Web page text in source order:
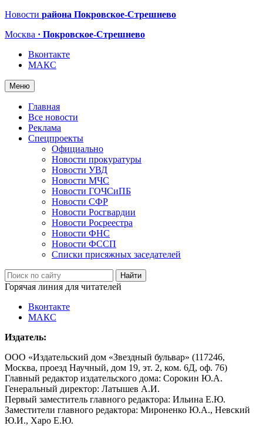
Новости района Покровское-Стрешнево
Москва · Покровское-Стрешнево
Вконтакте
МАКС
Меню
Главная
Все новости
Реклама
Спецпроекты
Официально
Новости прокуратуры
Новости УВД
Новости МЧС
Новости ГОЧСиПБ
Новости СФР
Новости Росгвардии
Новости Росреестра
Новости ФНС
Новости ФССП
Списки присяжных заседателей
Горячая линия для читателей
Вконтакте
МАКС
Издатель:
ООО «Издательский дом «Звездный бульвар» (117246,
Москва, проезд Научный, дом 19, эт. 2, ком. 6Д, оф. 76)
Главный редактор издательского дома: Сорокин Ю.А.
Генеральный директор: Латышев А.И.
Первый заместитель главного редактора: Ильина Е.Ю.
Заместители главного редактора: Мироненко Ю.А., Невский
Ю.И., Харо Е.Ю.